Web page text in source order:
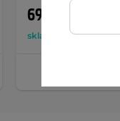
699 Kč
skladem